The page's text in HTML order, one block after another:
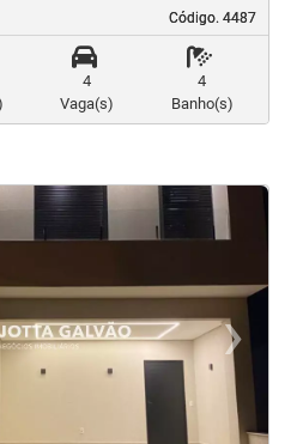
Código. 4487
Código. 4487
4
Vaga(s)
4
Banho(s)
›